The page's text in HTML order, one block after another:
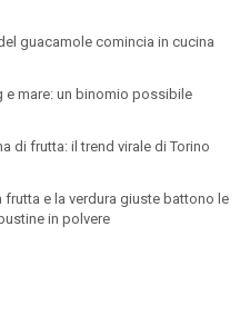
guacamole comincia in cucina
e mare: un binomio possibile
di frutta: il trend virale di Torino
frutta e la verdura giuste battono le
bustine in polvere